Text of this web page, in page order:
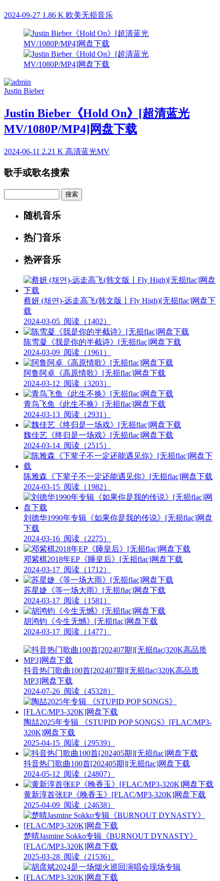
2024-09-27 1.86 K 欧美无损音乐
Justin Bieber
Justin Bieber《Hold On》[超清蓝光
MV/1080P/MP4]网盘下载
2024-06-11 2.21 K 高清蓝光MV
歌手或歌名搜索
随机音乐
热门音乐
热评音乐
蔡妍 (채연)-远走高飞(韩文版丨Fly High)[无损flac]网盘下
载
2024-03-05 阅读（1402）
陈雪凝《我是你的半截诗》[无损flac]网盘下载
2024-03-09 阅读（1961）
阿鲁阿卓《高原情歌》[无损flac]网盘下载
2024-03-12 阅读（3203）
青鸟飞鱼《此生不换》[无损flac]网盘下载
2024-03-13 阅读（2931）
魏佳艺《终归是一场戏》[无损flac]网盘下载
2024-03-14 阅读（2515）
陈雅森《下辈子不一定还能遇见你》[无损flac]网盘下载
2024-03-15 阅读（1982）
刘德华1990年专辑《如果你是我的传说》[无损flac]网盘
下载
2024-03-16 阅读（2275）
邓紫棋2018年EP《睡皇后》[无损flac]网盘下载
2024-03-17 阅读（1712）
苏星婕《等一场大雨》[无损flac]网盘下载
2024-03-17 阅读（1581）
胡鸿钧《今生无憾》[无损flac]网盘下载
2024-03-17 阅读（1477）
抖音热门歌曲100首[202407期][无损flac|320K高品质
MP3]网盘下载
2024-07-26 阅读（45328）
陶喆2025年专辑 《STUPID POP SONGS》[FLAC/MP3-
320K]网盘下载
2025-04-15 阅读（29539）
抖音热门歌曲100首[202405期][无损flac]网盘下载
2024-05-12 阅读（24807）
黄新淳首张EP《晚香玉》[FLAC/MP3-320K]网盘下载
2025-04-09 阅读（24638）
楚晴Jasmine Sokko专辑《BURNOUT DYNASTY》
[FLAC/MP3-320K]网盘下载
2025-03-28 阅读（21536）